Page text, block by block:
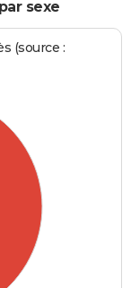
sexe
(source :